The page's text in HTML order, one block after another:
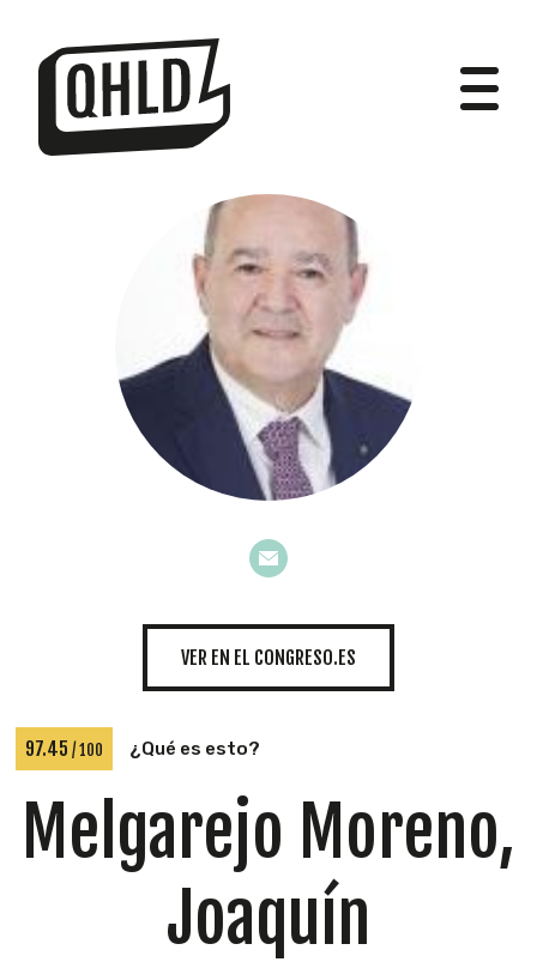
DIPUTADOS
GRUPOS
INICIATIVAS
TEMÁTICAS
VER EN EL CONGRESO.ES
97.45 / 100 ¿Qué es esto?
Melgarejo Moreno,
Joaquín